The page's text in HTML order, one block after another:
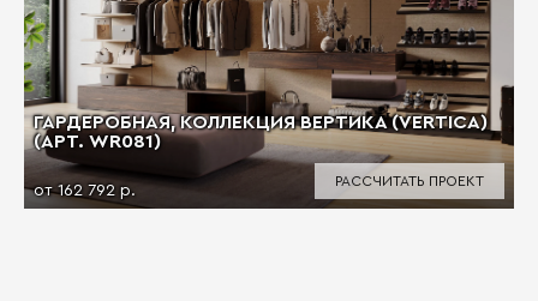
ГАРДЕРОБНАЯ, КОЛЛЕКЦИЯ ВЕРТИКА (VERTICA)
(АРТ. WR081)
от 162 792 р.
РАССЧИТАТЬ ПРОЕКТ